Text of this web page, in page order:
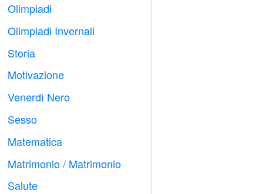
Olimpiadi
Olimpiadi Invernali
Storia
Motivazione
Venerdì Nero
Sesso
Matematica
Matrimonio / Matrimonio
Salute